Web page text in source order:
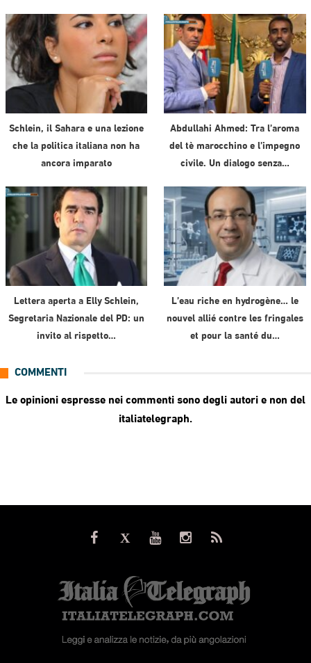
Schlein, il Sahara e una lezione
che la politica italiana non ha
ancora imparato
Abdullahi Ahmed: Tra l’aroma
del tè marocchino e l’impegno
civile. Un dialogo senza…
Lettera aperta a Elly Schlein,
Segretaria Nazionale del PD: un
invito al rispetto…
L’eau riche en hydrogène… le
nouvel allié contre les fringales
et pour la santé du…
COMMENTI
Le opinioni espresse nei commenti sono degli autori e non del
italiatelegraph.